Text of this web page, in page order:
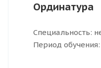
Ординатура
Специальность:
Период